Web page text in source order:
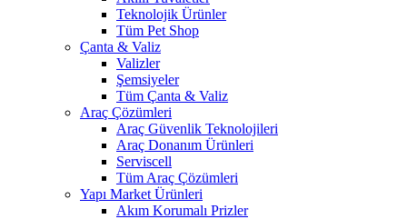
Teknolojik Ürünler
Tüm Pet Shop
Çanta & Valiz
Valizler
Şemsiyeler
Tüm Çanta & Valiz
Araç Çözümleri
Araç Güvenlik Teknolojileri
Araç Donanım Ürünleri
Serviscell
Tüm Araç Çözümleri
Yapı Market Ürünleri
Akım Korumalı Prizler